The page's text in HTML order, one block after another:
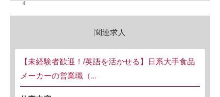
4
関連求人
【未経験者歓迎！/英語を活かせる】日系大手食品
メーカーの営業職（...